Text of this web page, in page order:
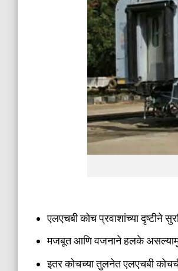
एलएचबी कोच प्रवाशांच्या दृष्टीने
मजबूत आणि वजनाने हलके असल्यामुळे
इतर कोचच्या तुलनेत एलएचबी